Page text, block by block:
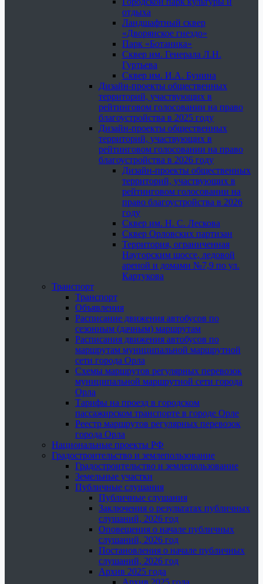
отдыха
Ландшафтный сквер
«Дворянское гнездо»
Парк «Ботаника»
Сквер им. Генерала Л.Н.
Гуртьева
Сквер им. И.А. Бунина
Дизайн-проекты общественных
территорий, участвующих в
рейтинговом голосовании на право
благоустройства в 2025 году
Дизайн-проекты общественных
территорий, участвующих в
рейтинговом голосовании на право
благоустройства в 2026 году
Дизайн-проекты общественных
территорий, участвующих в
рейтинговом голосовании на
право благоустройства в 2026
году
Сквер им. Н. С. Лескова
Сквер Орловских партизан
Территория, ограниченная
Наугорским шоссе, ледовой
ареной и домами №7,9 по ул.
Картукова
Транспорт
Транспорт
Объявления
Расписание движения автобусов по
сезонным (дачным) маршрутам
Расписания движения автобусов по
маршрутам муниципальной маршрутной
сети города Орла
Схемы маршрутов регулярных перевозок
муниципальной маршрутной сети города
Орла
Тарифы на проезд в городском
пассажирском транспорте в городе Орле
Реестр маршрутов регулярных перевозок
города Орла
Национальные проекты РФ
Градостроительство и землепользование
Градостроительство и землепользование
Земельные участки
Публичные слушания
Публичные слушания
Заключения о результатах публичных
слушаний, 2026 год
Оповещения о начале публичных
слушаний, 2026 год
Постановления о начале публичных
слушаний, 2026 год
Архив 2025 года
Архив 2025 года